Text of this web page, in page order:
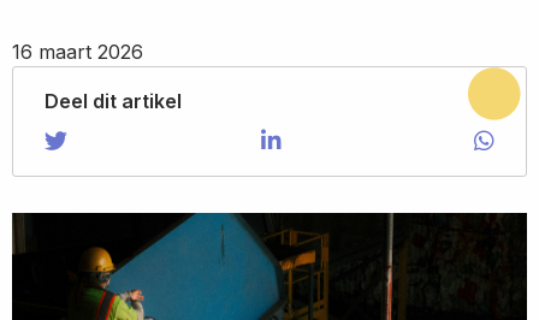
16 maart 2026
Deel dit artikel
Share on Twitter
Share
on
Share on LinkedIn
Share
on
via